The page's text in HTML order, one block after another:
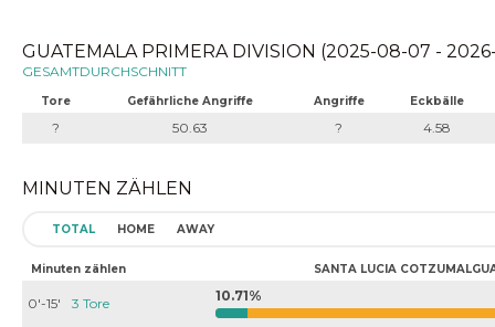
GUATEMALA PRIMERA DIVISION (2025-08-07 -
GESAMTDURCHSCHNITT
Tore Gefährliche Angriffe Angriffe Eckbälle
? 50.63 ? 4.58
MINUTEN ZÄHLEN
TOTAL HOME AWAY
Minuten zählen SANTA LUCIA
0'-15' 3 Tore 10.71%